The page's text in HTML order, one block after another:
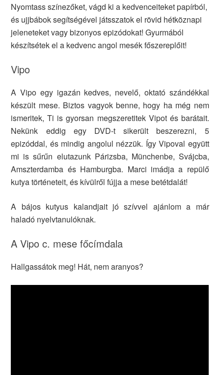
Nyomtass színezőket, vágd ki a kedvenceiteket papírból,
és ujjbábok segítségével játsszatok el rövid hétköznapi
jeleneteket vagy bizonyos epizódokat! Gyurmából
készítsétek el a kedvenc angol mesék főszereplőit!
Vipo
A Vipo egy igazán kedves, nevelő, oktató szándékkal
készült mese. Biztos vagyok benne, hogy ha még nem
ismeritek, Ti is gyorsan megszeretitek Vipot és barátait.
Nekünk eddig egy DVD-t sikerült beszerezni, 5
epizóddal, és mindig angolul nézzük. Így Vipoval együtt
mi is sűrűn elutazunk Párizsba, Münchenbe, Svájcba,
Amszterdamba és Hamburgba. Marci imádja a repülő
kutya történeteit, és kívülről fújja a mese betétdalát!
A bájos kutyus kalandjait jó szívvel ajánlom a már
haladó nyelvtanulóknak.
A Vipo c. mese főcímdala
Hallgassátok meg! Hát, nem aranyos?